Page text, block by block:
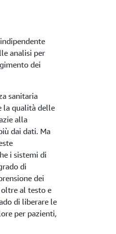
analisi per
dei
sanitaria
la qualità delle
alla
dai dati. Ma
i sistemi di
di
dei
al testo e
di liberare le
per pazienti,